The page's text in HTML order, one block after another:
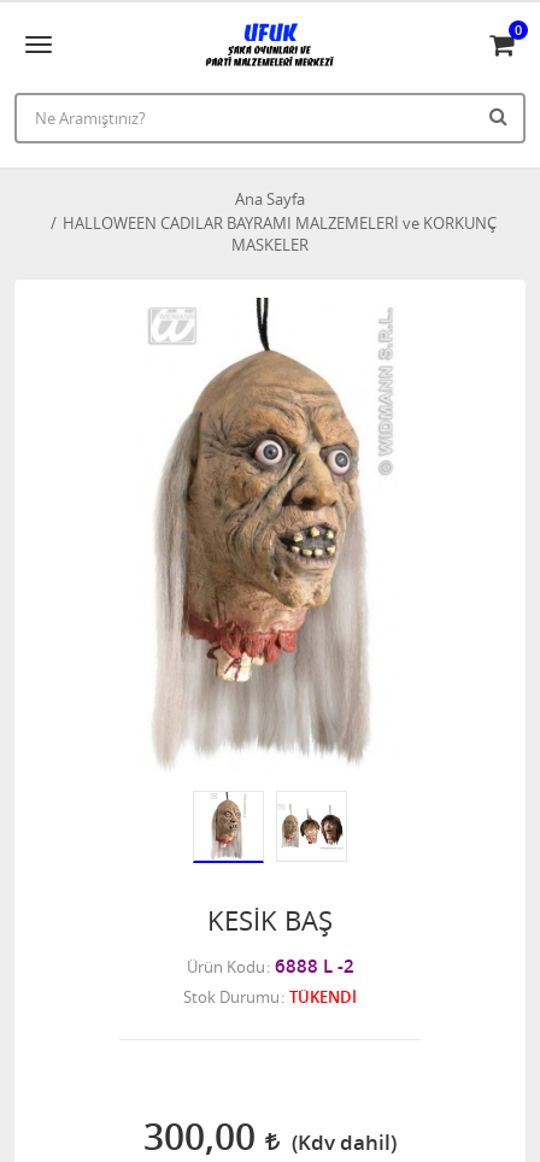
0
Ana Sayfa
HALLOWEEN CADILAR BAYRAMI MALZEMELERİ ve KORKUNÇ
MASKELER
KESİK BAŞ
Ürün Kodu 6888 L -2
Stok Durumu TÜKENDİ
300,00